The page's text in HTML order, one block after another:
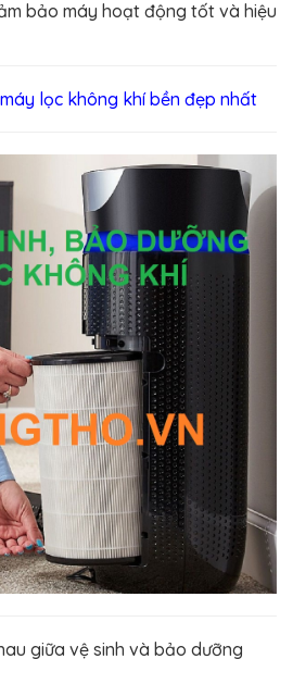
bảo máy hoạt động tốt và hiệu
lọc không khí bền đẹp nhất
giữa vệ sinh và bảo dưỡng